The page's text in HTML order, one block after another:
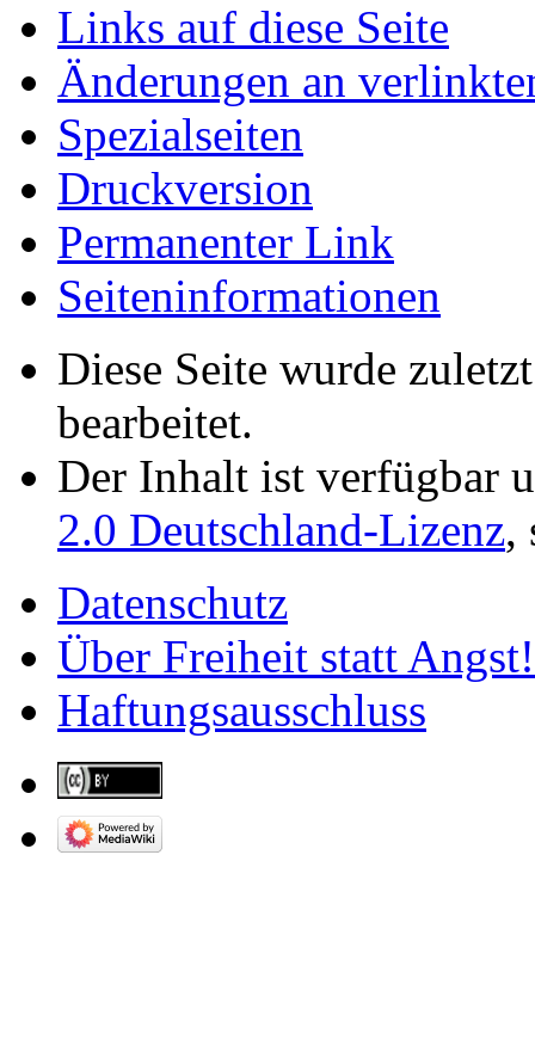
Links auf diese Seite
Änderungen an
Spezialseiten
Druckversion
Permanenter Link
Seiten­­informationen
Diese Seite wurde
bearbeitet.
Der Inhalt ist verfügbar
2.0 Deutschland-Lizenz,
Datenschutz
Über Freiheit statt Angst!
Haftungsausschluss